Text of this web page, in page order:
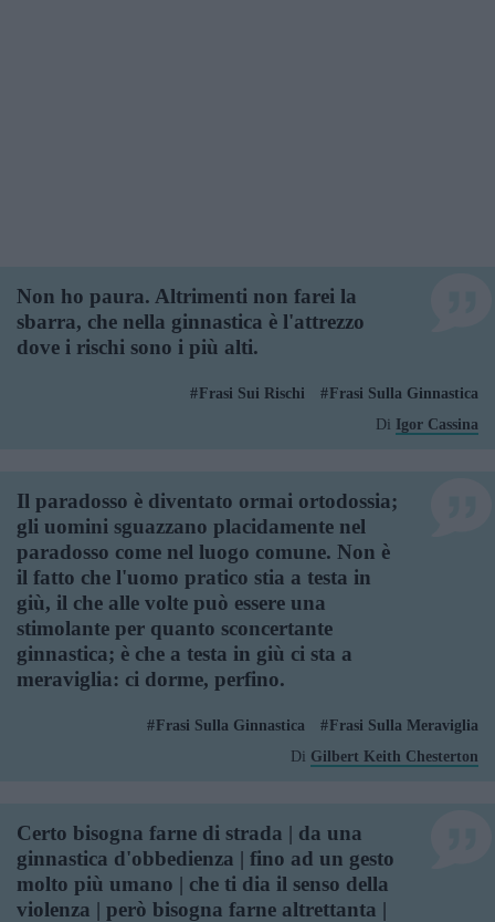
Non ho paura. Altrimenti non farei la
sbarra, che nella ginnastica è l'attrezzo
dove i rischi sono i più alti.
Frasi Sui Rischi
Frasi Sulla Ginnastica
Di Igor Cassina
Il paradosso è diventato ormai ortodossia;
gli uomini sguazzano placidamente nel
paradosso come nel luogo comune. Non è
il fatto che l'uomo pratico stia a testa in
giù, il che alle volte può essere una
stimolante per quanto sconcertante
ginnastica; è che a testa in giù ci sta a
meraviglia: ci dorme, perfino.
Frasi Sulla Ginnastica
Frasi Sulla Meraviglia
Di Gilbert Keith Chesterton
Certo bisogna farne di strada | da una
ginnastica d'obbedienza | fino ad un gesto
molto più umano | che ti dia il senso della
violenza | però bisogna farne altrettanta |